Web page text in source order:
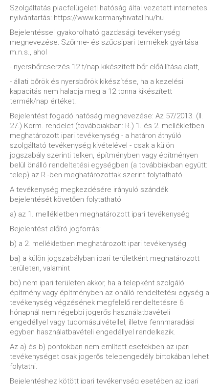
Szolgáltatás piacfelügeleti hatóság által vezetett internetes
nyilvántartás: https://www.kormanyhivatal.hu/hu
Bejelentéssel gyakorolható gazdasági tevékenység
megnevezése: Szőrme- és szűcsipari termékek gyártása
m.n.s., ahol
- nyersbőrcserzés 12 t/nap kikészített bőr előállítása alatt,
- állati bőrök és nyersbőrök kikészítése, ha a kezelési
kapacitás nem haladja meg a 12 tonna kikészített
termék/nap értéket.
Bejelentést fogadó hatóság megnevezése: Az 57/2013. (II.
27.) Korm. rendelet (továbbiakban: R.) 1. és 2. mellékletben
meghatározott ipari tevékenység - a határon átnyúló
szolgáltató tevékenység kivételével - csak a külön
jogszabály szerinti telken, építményben vagy építményen
belül önálló rendeltetési egységben (a továbbiakban együtt:
telep) az R.-ben meghatározottak szerint folytatható.
A tevékenység megkezdésére irányuló szándék
bejelentését követően folytatható
a) az 1. mellékletben meghatározott ipari tevékenység
Bejelentést előíró jogforrás:
b) a 2. mellékletben meghatározott ipari tevékenység
ba) a külön jogszabályban ipari területként meghatározott
területen, valamint
bb) nem ipari területen akkor, ha a telepként szolgáló
építmény vagy építményben az önálló rendeltetési egység a
tevékenység végzésének megfelelő rendeltetésre 6
hónapnál nem régebbi jogerős használatbavételi
engedéllyel vagy tudomásulvétellel, illetve fennmaradási
egyben használatbavételi engedéllyel rendelkezik.
Az a) és b) pontokban nem említett esetekben az ipari
tevékenységet csak jogerős telepengedély birtokában lehet
folytatni.
Bejelentéshez kötött ipari tevékenység esetében az ipari